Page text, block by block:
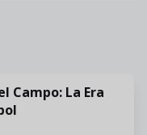
Campo: La Era